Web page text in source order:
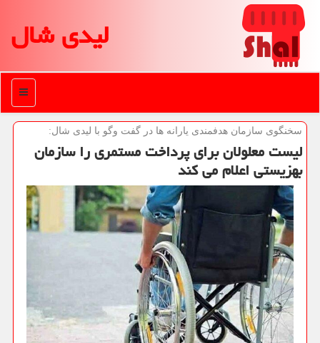
لیدی شال
منو
سخنگوی سازمان هدفمندی یارانه ها در گفت وگو با لیدی شال:
لیست معلولان برای پرداخت مستمری را سازمان
بهزیستی اعلام می کند